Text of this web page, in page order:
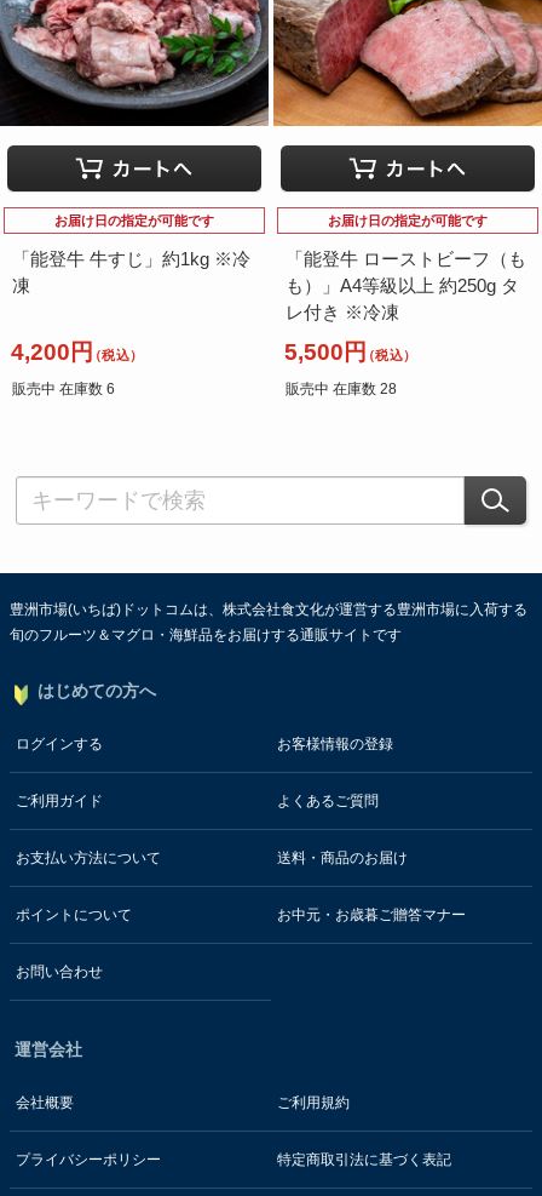
お届け日の指定が可能です
「能登牛 牛すじ」約1kg ※冷
凍
4,200円（税込）
販売中 在庫数 6
お届け日の指定が可能です
「能登牛 ローストビーフ（も
も）」A4等級以上 約250g タ
レ付き ※冷凍
5,500円（税込）
販売中 在庫数 28
豊洲市場(いちば)ドットコムは、株式会社食文化が運営する豊洲市場に入荷する
旬のフルーツ＆マグロ・海鮮品をお届けする通販サイトです
はじめての方へ
ログインする お客様情報の登録
ご利用ガイド よくあるご質問
お支払い方法について 送料・商品のお届け
ポイントについて お中元・お歳暮ご贈答マナー
お問い合わせ
運営会社
会社概要 ご利用規約
プライバシーポリシー 特定商取引法に基づく表記